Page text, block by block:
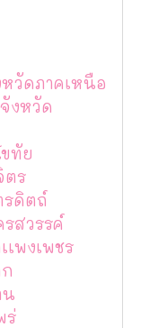
วัดภาคเหนือ
งหวัด
ทัย
ตร
รดิตถ์
สวรรค์
เพงเพชร
น
ร่